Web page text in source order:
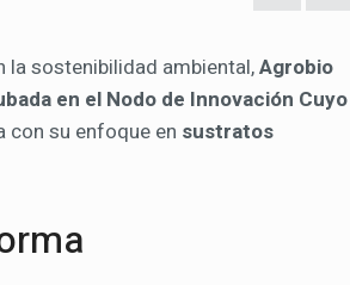
la sostenibilidad ambiental,Agrobio
en el Nodo de Innovación Cuyo
con su enfoque en sustratos